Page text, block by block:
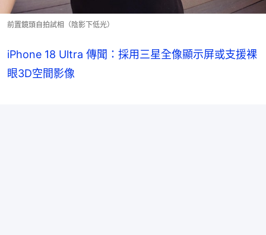
前置鏡頭自拍試相（陰影下低光）
iPhone 18 Ultra 傳聞：採用三星全像顯示屏或支援裸
眼3D空間影像